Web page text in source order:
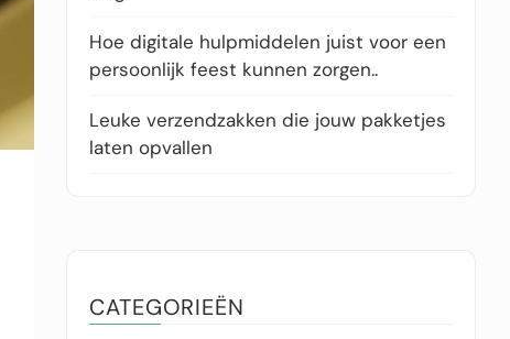
Hoe digitale hulpmiddelen juist voor een
persoonlijk feest kunnen zorgen..
Leuke verzendzakken die jouw pakketjes
laten opvallen
CATEGORIEËN